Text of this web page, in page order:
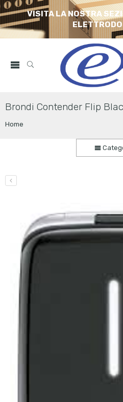
VISITA LA NOSTRA
Brondi Contender Flip
Home